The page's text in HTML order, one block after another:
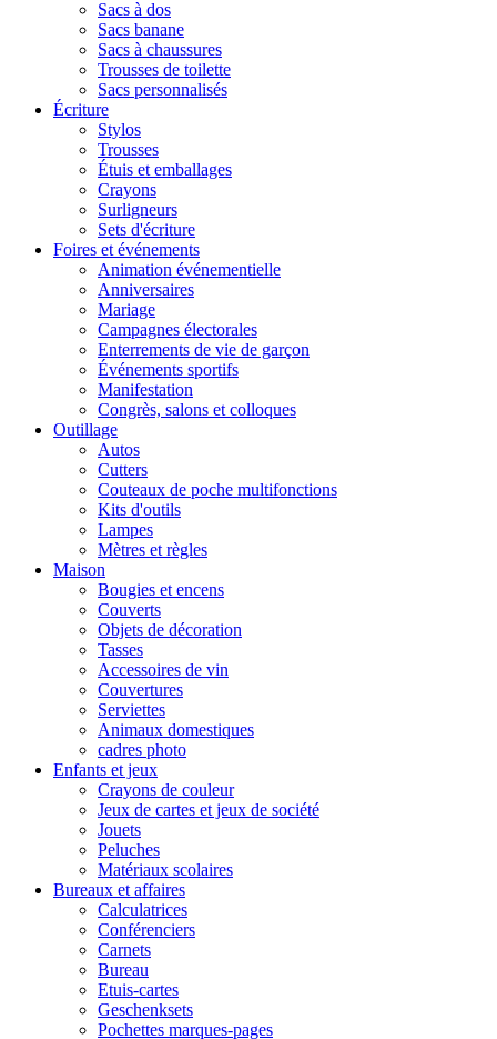
Sacs à dos
Sacs banane
Sacs à chaussures
Trousses de toilette
Sacs personnalisés
Écriture
Stylos
Trousses
Étuis et emballages
Crayons
Surligneurs
Sets d'écriture
Foires et événements
Animation événementielle
Anniversaires
Mariage
Campagnes électorales
Enterrements de vie de garçon
Événements sportifs
Manifestation
Congrès, salons et colloques
Outillage
Autos
Cutters
Couteaux de poche multifonctions
Kits d'outils
Lampes
Mètres et règles
Maison
Bougies et encens
Couverts
Objets de décoration
Tasses
Accessoires de vin
Couvertures
Serviettes
Animaux domestiques
cadres photo
Enfants et jeux
Crayons de couleur
Jeux de cartes et jeux de société
Jouets
Peluches
Matériaux scolaires
Bureaux et affaires
Calculatrices
Conférenciers
Carnets
Bureau
Etuis-cartes
Geschenksets
Pochettes marques-pages